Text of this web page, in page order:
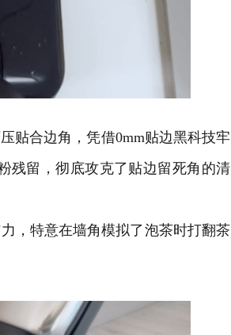
贴合边角，凭借0mm贴边黑科技牢
残留，彻底攻克了贴边留死角的清
，特意在墙角模拟了泡茶时打翻茶